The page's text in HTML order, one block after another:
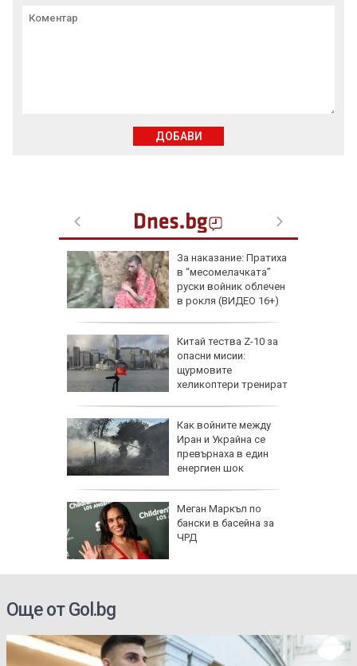
За наказание: Пратиха
в “месомелачката”
руски войник облечен
в рокля (ВИДЕО 16+)
Китай тества Z-10 за
опасни мисии:
щурмовите
хеликоптери тренират
Как войните между
Иран и Украйна се
превърнаха в един
енергиен шок
Меган Маркъл по
бански в басейна за
ЧРД
ДОБАВИ
Още от Gol.bg